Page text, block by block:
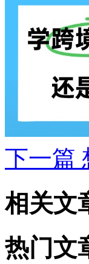
下一篇
相关文
热门文